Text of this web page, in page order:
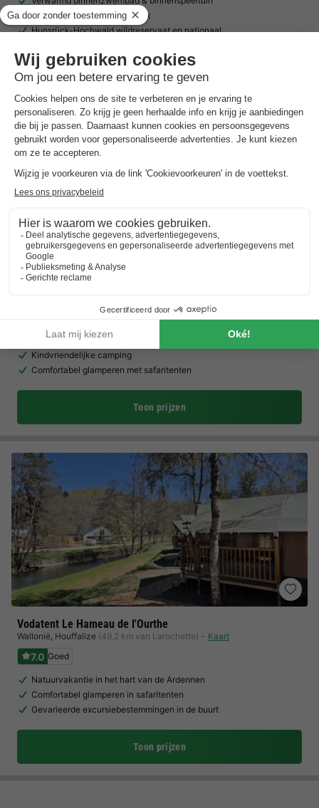
Unieke locatie in de Hunsrück
Hunsrück-Hochwald wildreservaat en nationaal…
Toon prijzen
Vodatent Camping Vallee de L'Our
7.0 Goed
Directe ligging aan de rivier de Our
Kindvriendelijke camping
Comfortabel glamperen met safaritenten
Toon prijzen
Vodatent Le Hameau de l'Ourthe
Wallonië, Houffalize (49,2 km van Larochette) Kaart
7.0 Goed
Natuurvakantie in het hart van de Ardennen
Comfortabel glamperen in safaritenten
Gevarieerde excursiebestemmingen in de buurt
Toon prijzen